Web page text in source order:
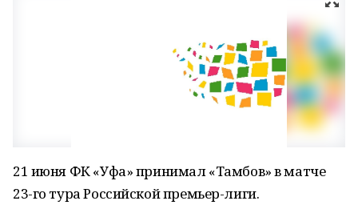
21 июня ФК «Уфа» принимал «Тамбов» в матче
23-го тура Российской премьер-лиги.